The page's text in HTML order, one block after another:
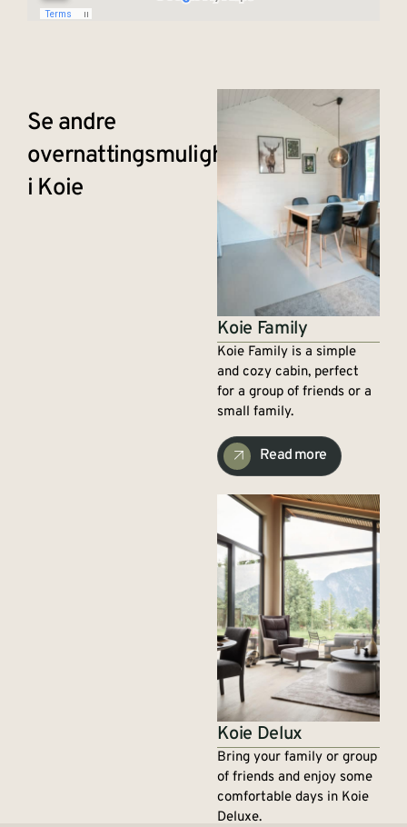
Se andre
overnattingsmuligheter
i Koie
Koie Family
Koie Family is a simple
and cozy cabin, perfect
for a group of friends or a
small family.
Read more
Koie Delux
Bring your family or group
of friends and enjoy some
comfortable days in Koie
Deluxe.